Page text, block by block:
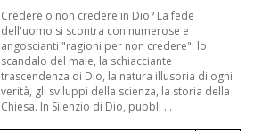
Credere o non credere in Dio? La fede
dell'uomo si scontra con numerose e
angoscianti "ragioni per non credere": lo
scandalo del male, la schiacciante
trascendenza di Dio, la natura illusoria di ogni
verità, gli sviluppi della scienza, la storia della
Chiesa. In Silenzio di Dio, pubbli ...